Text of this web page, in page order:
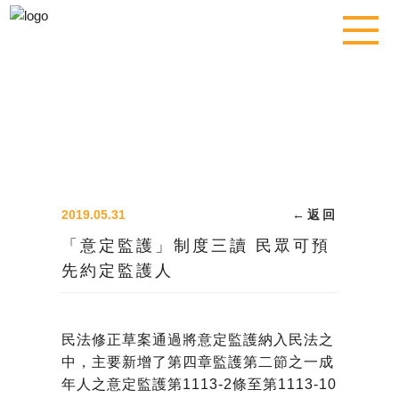
2019.05.31
「意定監護」制度三讀 民眾可預
先約定監護人
← 返回
民法修正草案通過將意定監護納入民法之
中，主要新增了第四章監護第二節之一成
年人之意定監護第1113-2條至第1113-10